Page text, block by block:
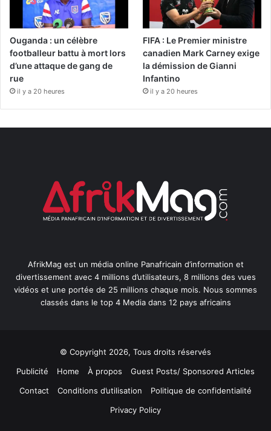
Ouganda : un célèbre
footballeur battu à mort lors
d’une attaque de gang de
rue
il y a 20 heures
FIFA : Le Premier ministre
canadien Mark Carney exige
la démission de Gianni
Infantino
il y a 20 heures
AfrikMag est un média online Panafricain d’information et
divertissement avec 4 millions d’utilisateurs, 8 millions des vues
vidéos et une portée de 25 millions chaque mois. Nous sommes
classés dans le top 4 Media dans 12 pays africains
© Copyright 2026, Tous droits réservés
Publicité
Home À propos
Guest Posts/ Sponsored Articles
Contact
Conditions d’utilisation
Politique de confidentialité
Privacy Policy